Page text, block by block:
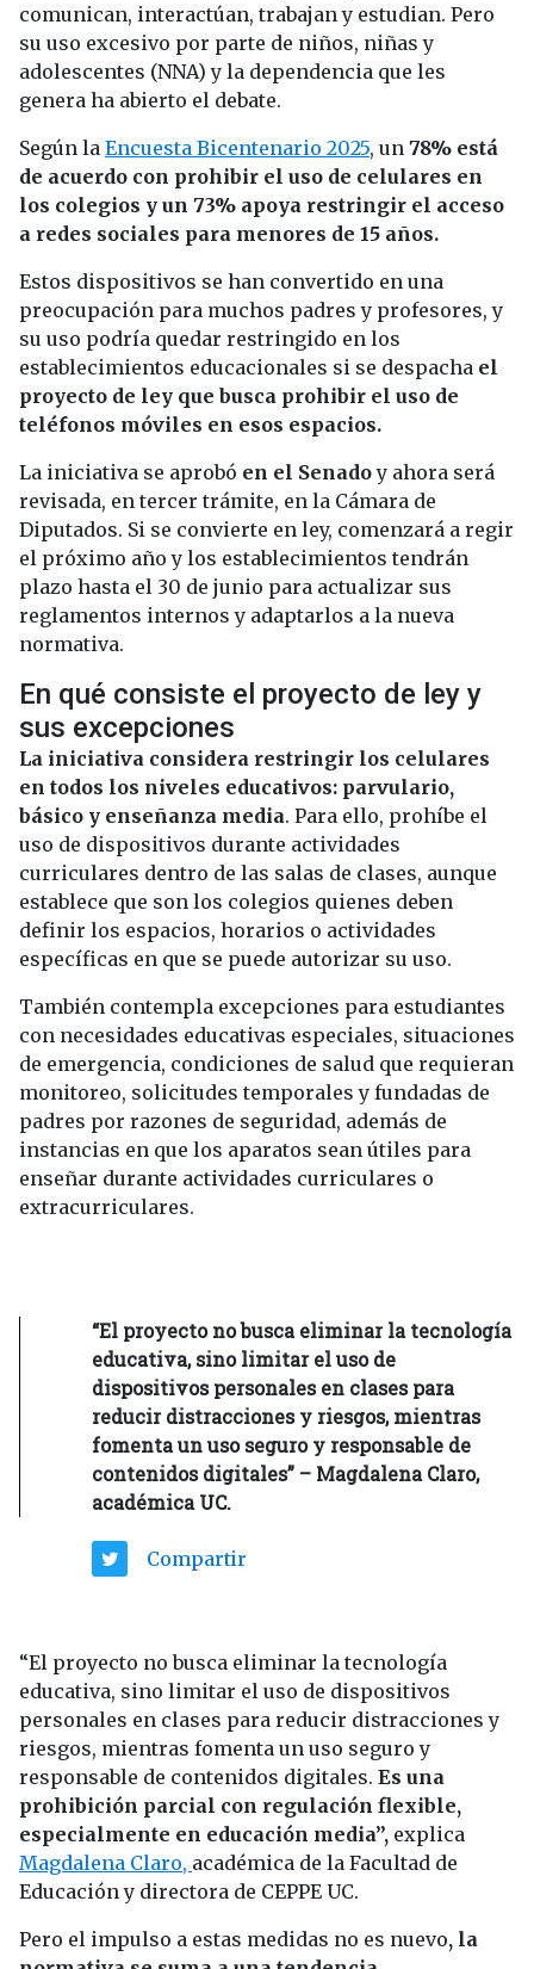
comunican, interactúan, trabajan y estudian. Pero
su uso excesivo por parte de niños, niñas y
adolescentes (NNA) y la dependencia que les
genera ha abierto el debate.
Según la Encuesta Bicentenario 2025, un 78% está
de acuerdo con prohibir el uso de celulares en
los colegios y un 73% apoya restringir el acceso
a redes sociales para menores de 15 años.
Estos dispositivos se han convertido en una
preocupación para muchos padres y profesores, y
su uso podría quedar restringido en los
establecimientos educacionales si se despacha el
proyecto de ley que busca prohibir el uso de
teléfonos móviles en esos espacios.
La iniciativa se aprobó en el Senadoy ahora será
revisada, en tercer trámite, en la Cámara de
Diputados. Si se convierte en ley, comenzará a regir
el próximo año y los establecimientos tendrán
plazo hasta el 30 de junio para actualizar sus
reglamentos internos y adaptarlos a la nueva
normativa.
En qué consiste el proyecto de ley y
sus excepciones
La iniciativa considera restringir los celulares
en todos los niveles educativos: parvulario,
básico y enseñanza media. Para ello, prohíbe el
uso de dispositivos durante actividades
curriculares dentro de las salas de clases, aunque
establece que son los colegios quienes deben
definir los espacios, horarios o actividades
específicas en que se puede autorizar su uso.
También contempla excepciones para estudiantes
con necesidades educativas especiales, situaciones
de emergencia, condiciones de salud que requieran
monitoreo, solicitudes temporales y fundadas de
padres por razones de seguridad, además de
instancias en que los aparatos sean útiles para
enseñar durante actividades curriculares o
extracurriculares.
“El proyecto no busca eliminar la tecnología
educativa, sino limitar el uso de
dispositivos personales en clases para
reducir distracciones y riesgos, mientras
fomenta un uso seguro y responsable de
contenidos digitales” – Magdalena Claro,
académica UC.
Compartir
“El proyecto no busca eliminar la tecnología
educativa, sino limitar el uso de dispositivos
personales en clases para reducir distracciones y
riesgos, mientras fomenta un uso seguro y
responsable de contenidos digitales. Es una
prohibición parcial con regulación flexible,
especialmente en educación media”, explica
Magdalena Claro, académica de la Facultad de
Educación y directora de CEPPE UC.
Pero el impulso a estas medidas no es nuevo, la